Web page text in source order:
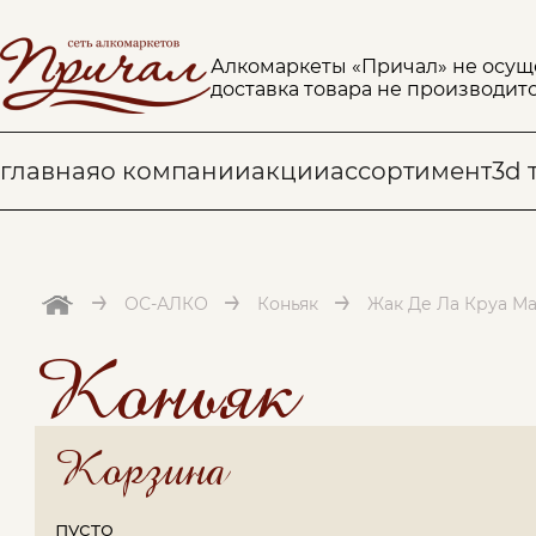
Алкомаркеты «Причал» не
доставка товара не
главнаяо компанииакцииассортимент3d
→ ОС-АЛКО → Коньяк → Жак Де Ла Круа
Коньяк
Корзина
пусто